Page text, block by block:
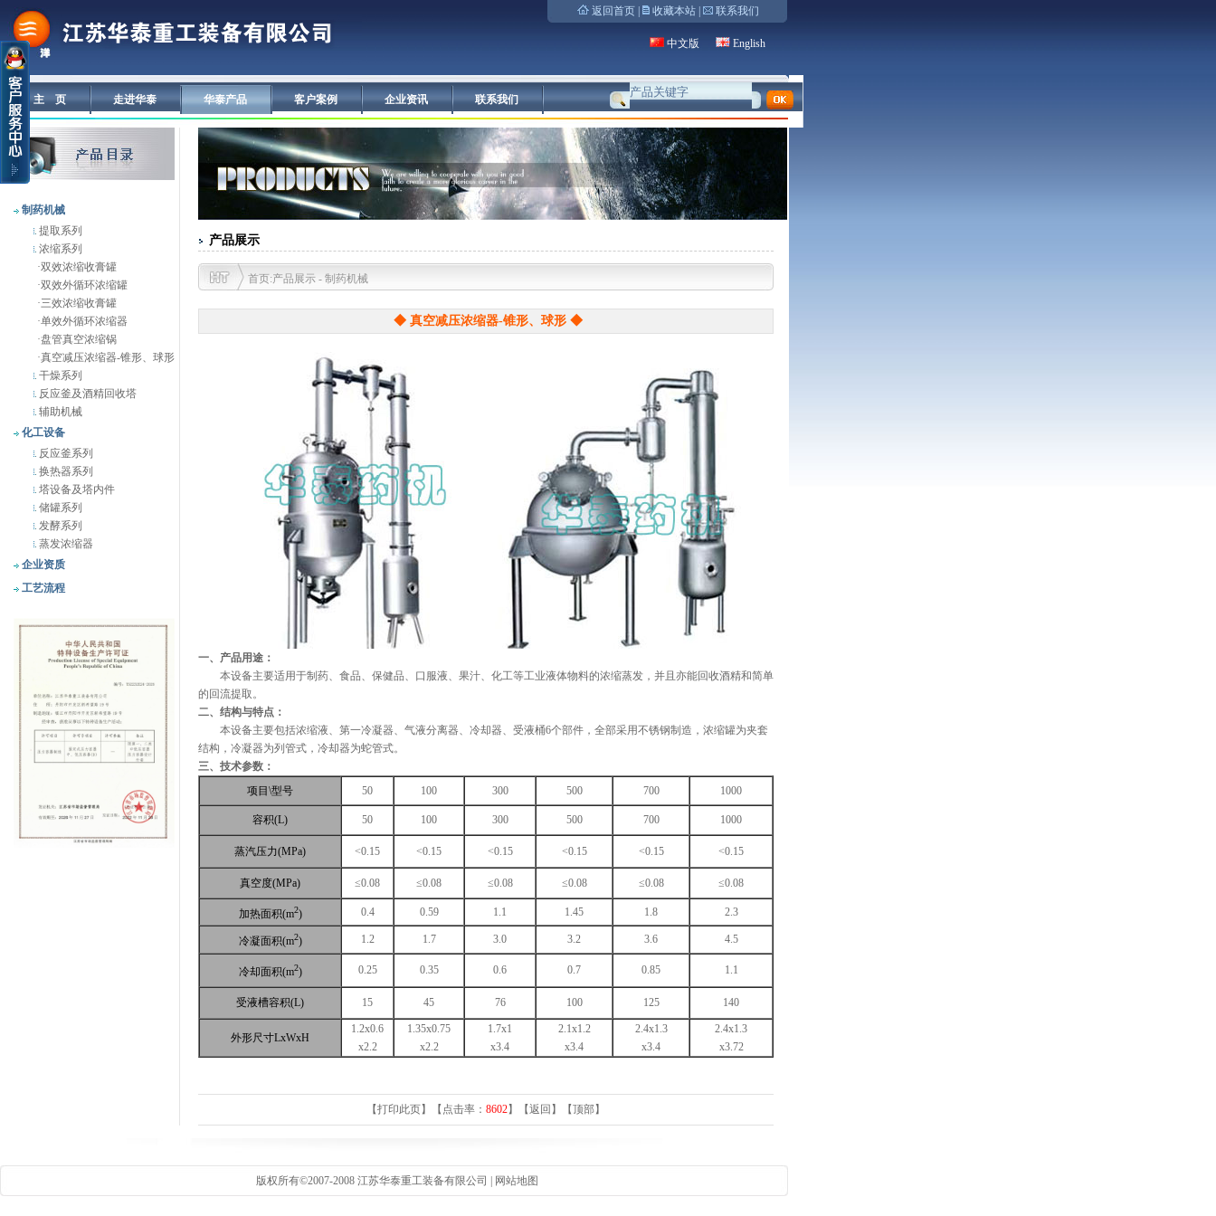
返回首页| 收藏本站| 联系我们
中文版 English
主 页 走进华泰 华泰产品 客户案例 企业资讯 联系我们
制药机械
提取系列
浓缩系列
·双效浓缩收膏罐
·双效外循环浓缩罐
·三效浓缩收膏罐
·单效外循环浓缩器
·盘管真空浓缩锅
·真空减压浓缩器-锥形、球形
干燥系列
反应釜及酒精回收塔
辅助机械
化工设备
反应釜系列
换热器系列
塔设备及塔内件
储罐系列
发酵系列
蒸发浓缩器
企业资质
工艺流程
产品展示
首页:产品展示 - 制药机械
◆ 真空减压浓缩器-锥形、球形 ◆
一、产品用途：
本设备主要适用于制药、食品、保健品、口服液、果汁、化工等工业液体物料的浓缩蒸发，并且亦能回收酒精和简单
的回流提取。
二、结构与特点：
本设备主要包括浓缩液、第一冷凝器、气液分离器、冷却器、受液桶6个部件，全部采用不锈钢制造，浓缩罐为夹套
结构，冷凝器为列管式，冷却器为蛇管式。
三、技术参数：
项目\型号
50 100 300 500 700 1000
容积(L) 50 100 300 500 700 1000
蒸汽压力(MPa) <0.15 <0.15 <0.15 <0.15 <0.15 <0.15
真空度(MPa) ≤0.08 ≤0.08 ≤0.08 ≤0.08 ≤0.08 ≤0.08
加热面积(m2) 0.4 0.59 1.1 1.45 1.8 2.3
冷凝面积(m2) 1.2 1.7 3.0 3.2 3.6 4.5
冷却面积(m2) 0.25 0.35 0.6 0.7 0.85 1.1
受液槽容积(L) 15 45 76 100 125 140
外形尺寸LxWxH
1.2x0.6
x2.2
1.35x0.75
x2.2
1.7x1
x3.4
2.1x1.2
x3.4
2.4x1.3
x3.4
2.4x1.3
x3.72
【打印此页】【点击率： 8602】【返回 】【顶部】
版权所有©2007-2008 江苏华泰重工装备有限公司 | 网站地图